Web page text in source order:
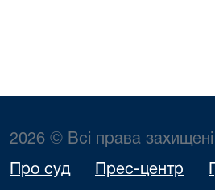
2026 © Всі права захищені
Про суд Прес-центр